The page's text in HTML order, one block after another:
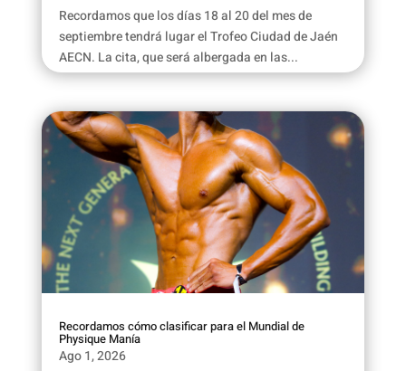
Recordamos que los días 18 al 20 del mes de
septiembre tendrá lugar el Trofeo Ciudad de Jaén
AECN. La cita, que será albergada en las...
Recordamos cómo clasificar para el Mundial de
Physique Manía
Ago 1, 2026